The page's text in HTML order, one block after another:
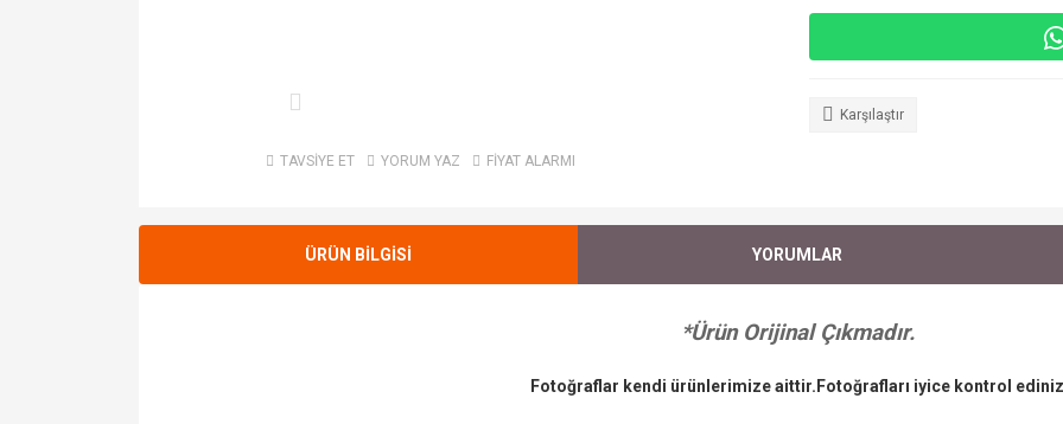
TAVSİYE ET YORUM YAZ FİYAT ALARMI
Karşılaştır
ÜRÜN BİLGİSİ YORUMLAR
*Ürün Orijinal Çıkmadır.
Fotoğraflar kendi ürünlerimize aittir.Fotoğrafları iyice kontrol